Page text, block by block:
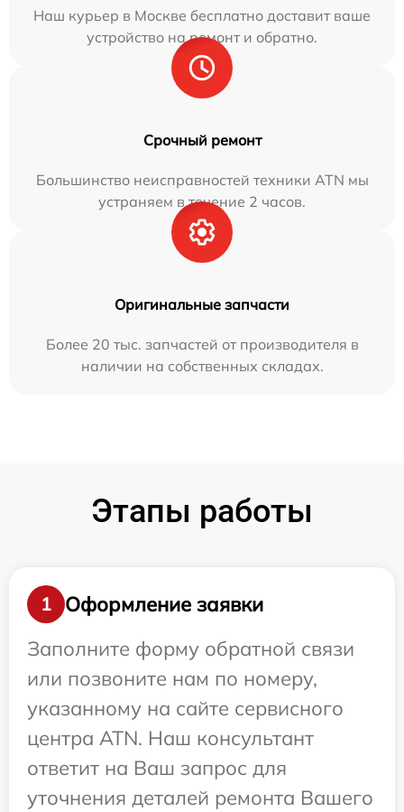
Наш курьер в Москве бесплатно доставит ваше
устройство на ремонт и обратно.
Срочный ремонт
Большинство неисправностей техники ATN мы
устраняем в течение 2 часов.
Оригинальные запчасти
Более 20 тыс. запчастей от производителя в
наличии на собственных складах.
Этапы работы
1
Оформление заявки
Заполните форму обратной связи
или позвоните нам по номеру,
указанному на сайте сервисного
центра ATN. Наш консультант
ответит на Ваш запрос для
уточнения деталей ремонта Вашего